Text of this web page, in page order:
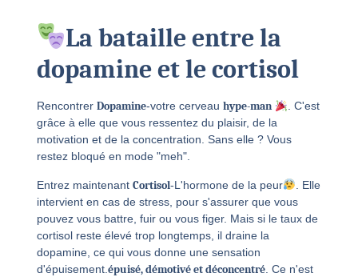
La bataille entre la
dopamine et le cortisol
Rencontrer Dopamine-votre cerveau hype-man
. C'est
grâce à elle que vous ressentez du plaisir, de la
motivation et de la concentration. Sans elle ? Vous
restez bloqué en mode "meh".
Entrez maintenant Cortisol-L'hormone de la peur
. Elle
intervient en cas de stress, pour s'assurer que vous
pouvez vous battre, fuir ou vous figer. Mais si le taux de
cortisol reste élevé trop longtemps, il draine la
dopamine, ce qui vous donne une sensation
d'épuisement. épuisé, démotivé et déconcentré. Ce n'est